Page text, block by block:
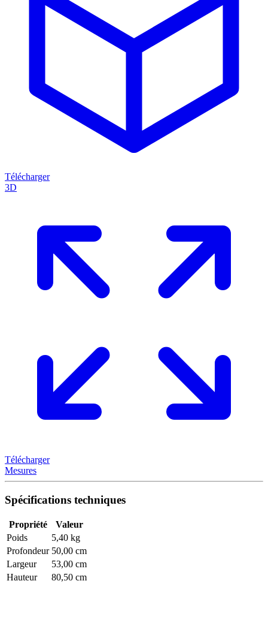
Télécharger
3D
Télécharger
Mesures
Spécifications techniques
Propriété
Valeur
Poids
5,40 kg
Profondeur 50,00 cm
Largeur
53,00 cm
Hauteur
80,50 cm